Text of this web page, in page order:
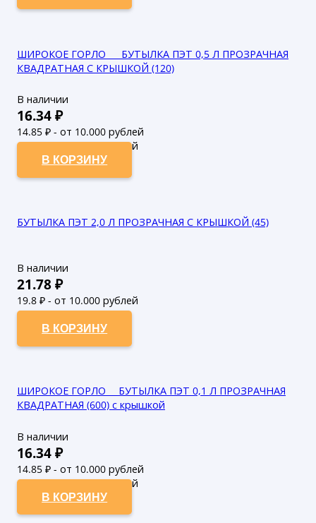
ШИРОКОЕ ГОРЛО___ БУТЫЛКА ПЭТ 0,5 Л ПРОЗРАЧНАЯ
КВАДРАТНАЯ С КРЫШКОЙ (120)
В наличии
16.34₽
14.85 ₽ - от 10.000 рублей
13.5₽ - от 50.000 рублей
В КОРЗИНУ
БУТЫЛКА ПЭТ 2,0 Л ПРОЗРАЧНАЯ С КРЫШКОЙ (45)
В наличии
21.78₽
19.8 ₽ - от 10.000 рублей
18₽ - от 50.000 рублей
В КОРЗИНУ
ШИРОКОЕ ГОРЛО___БУТЫЛКА ПЭТ 0,1 Л ПРОЗРАЧНАЯ
КВАДРАТНАЯ (600) с крышкой
В наличии
16.34₽
14.85 ₽ - от 10.000 рублей
13.5₽ - от 50.000 рублей
В КОРЗИНУ